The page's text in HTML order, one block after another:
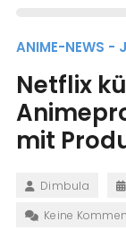
ANIME-NEWS -
Netflix
mit
Dimbula
Keine